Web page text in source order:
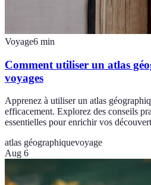
Voyage6 min
Comment utiliser un atlas
voyages
Apprenez à utiliser un atlas
efficacement. Explorez des conseils
essentielles pour enrichir vos
atlas géographiquevoyage
Aug 6